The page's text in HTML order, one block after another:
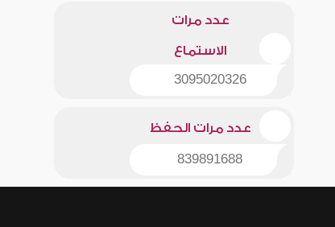
عدد مرات
الاستماع
3095020326
عدد مرات الحفظ
839891688